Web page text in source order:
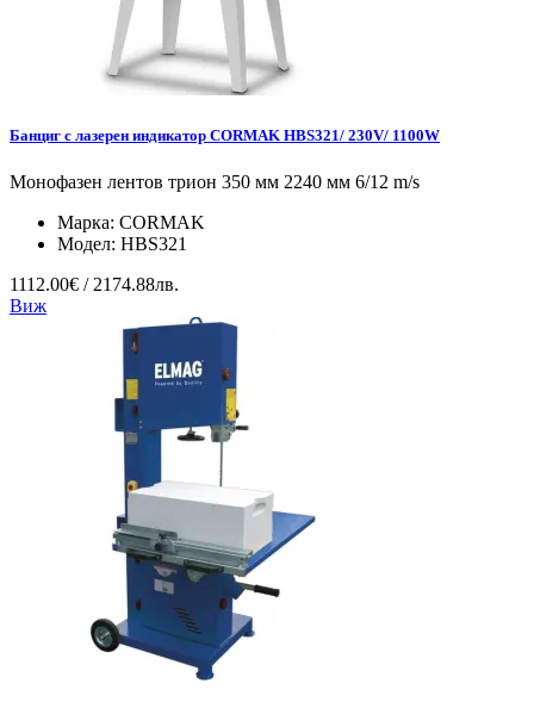
Банциг с лазерен индикатор CORMAK HBS321/ 230V/ 1100W
Монофазен лентов трион 350 мм 2240 мм 6/12 m/s
Марка: CORMAK
Модел: HBS321
1112.00€ / 2174.88лв.
Виж